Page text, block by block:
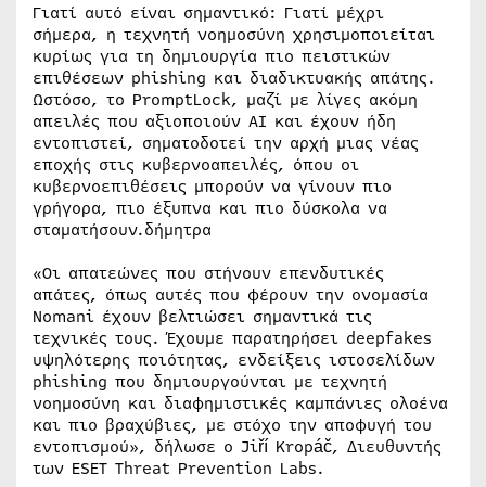
Γιατί αυτό είναι σημαντικό: Γιατί μέχρι
σήμερα, η τεχνητή νοημοσύνη χρησιμοποιείται
κυρίως για τη δημιουργία πιο πειστικών
επιθέσεων phishing και διαδικτυακής απάτης.
Ωστόσο, το PromptLock, μαζί με λίγες ακόμη
απειλές που αξιοποιούν AI και έχουν ήδη
εντοπιστεί, σηματοδοτεί την αρχή μιας νέας
εποχής στις κυβερνοαπειλές, όπου οι
κυβερνοεπιθέσεις μπορούν να γίνουν πιο
γρήγορα, πιο έξυπνα και πιο δύσκολα να
σταματήσουν.δήμητρα
«Οι απατεώνες που στήνουν επενδυτικές
απάτες, όπως αυτές που φέρουν την ονομασία
Nomani έχουν βελτιώσει σημαντικά τις
τεχνικές τους. Έχουμε παρατηρήσει deepfakes
υψηλότερης ποιότητας, ενδείξεις ιστοσελίδων
phishing που δημιουργούνται με τεχνητή
νοημοσύνη και διαφημιστικές καμπάνιες ολοένα
και πιο βραχύβιες, με στόχο την αποφυγή του
εντοπισμού», δήλωσε ο Jiří Kropáč, Διευθυντής
των ESET Threat Prevention Labs.